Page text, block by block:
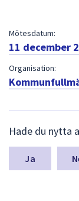
Mötesdatum:
11 december
Organisation:
ä
m
a
Hade du nytta